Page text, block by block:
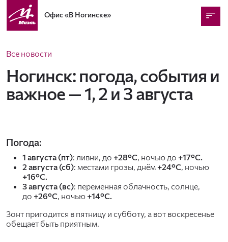
Офис«В Ногинске»
Все новости
Ногинск: погода, события и
важное — 1, 2 и 3 августа
Погода:
1 августа (пт): ливни, до +28°C, ночью до +17°C.
2 августа (сб): местами грозы, днём +24°C, ночью
+16°C.
3 августа (вс): переменная облачность, солнце,
до +26°C, ночью +14°C.
Зонт пригодится в пятницу и субботу, а вот воскресенье
обещает быть приятным.